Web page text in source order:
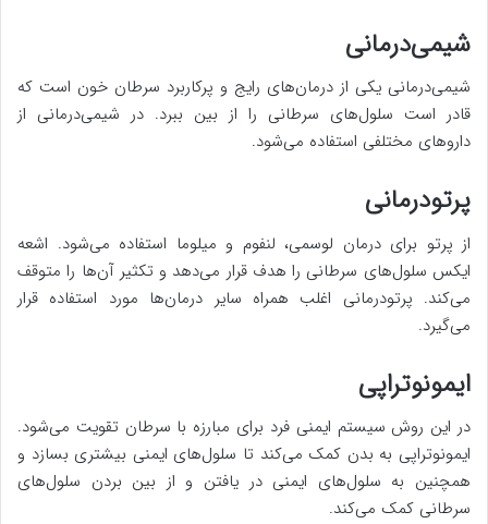
شیمی‌درمانی
شیمی‌درمانی یکی از درمان‌های رایج و پرکاربرد سرطان خون است که
قادر است سلول‌های سرطانی را از بین ببرد. در شیمی‌درمانی از
داروهای مختلفی استفاده می‌شود.
پرتودرمانی
از پرتو برای درمان لوسمی، لنفوم و میلوما استفاده می‌شود. اشعه
ایکس سلول‌های سرطانی را هدف قرار می‌دهد و تکثیر آن‌ها را متوقف
می‌کند. پرتودرمانی اغلب همراه سایر درمان‌ها مورد استفاده قرار
می‌گیرد.
ایمونوتراپی
در این روش سیستم ایمنی فرد برای مبارزه با سرطان تقویت می‌شود.
ایمونوتراپی به بدن کمک می‌کند تا سلول‌های ایمنی بیشتری بسازد و
همچنین به سلول‌های ایمنی در یافتن و از بین بردن سلول‌های
سرطانی کمک می‌کند.